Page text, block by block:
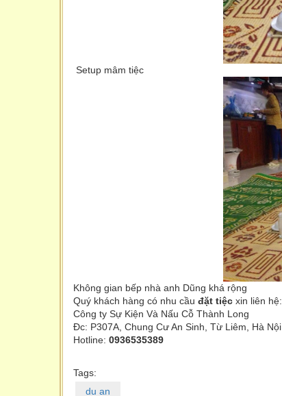
Setup mâm tiệc
Không gian bếp nhà anh Dũng khá rộng
Quý khách hàng có nhu cầu đặt tiệc xin liên hệ:
Công ty Sự Kiện Và Nấu Cỗ Thành Long
Đc: P307A, Chung Cư An Sinh, Từ Liêm, Hà Nội
Hotline: 0936535389
Tags:
du an